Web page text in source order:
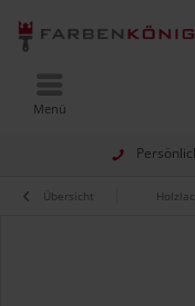
Menü
Übersicht